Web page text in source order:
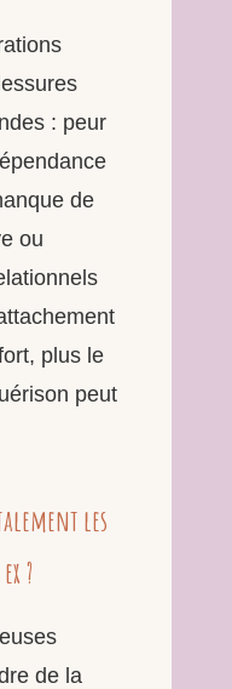
: peur
de
ou
plus le
peut
les
?
de la